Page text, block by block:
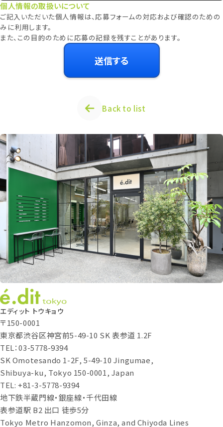
個人情報の取扱いについて
ご記入いただいた個人情報は、応募フォームの対応および確認のための
みに利用します。
また、この目的のために応募の記録を残すことがあります。
Back to list
エディット トウキョウ
〒150-0001
東京都渋谷区神宮前5-49-10 SK 表参道 1.2F
TEL：03-5778-9394
SK Omotesando 1-2F, 5-49-10 Jingumae,
Shibuya-ku, Tokyo 150-0001, Japan
TEL: +81-3-5778-9394
地下鉄半蔵門線・銀座線・千代田線
表参道駅 B2 出口 徒歩5分
Tokyo Metro Hanzomon, Ginza, and Chiyoda Lines